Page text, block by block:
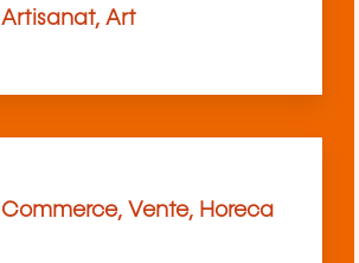
Artisanat, Art
Commerce, Vente, Horeca